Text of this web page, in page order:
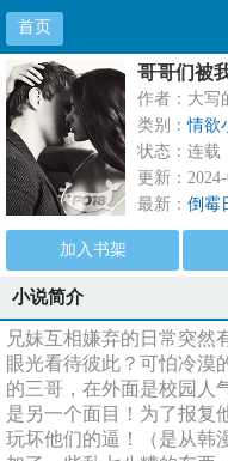
首页
哥哥们被
作者：大写
类别：情欲
状态：连载
更新：
最新： 倒霉
加入书架
小说简介
兄妹互相嫌弃的日常突然
眼光看待彼此？可怕冷漠
的三哥，在外面是校园人
是另一个面目！为了报复
玩坏他们的逼！（是从韩